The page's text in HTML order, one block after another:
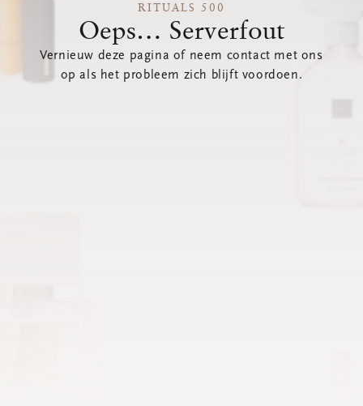
RITUALS 500
Oeps… Serverfout
Vernieuw deze pagina of neem contact met ons
op als het probleem zich blijft voordoen.